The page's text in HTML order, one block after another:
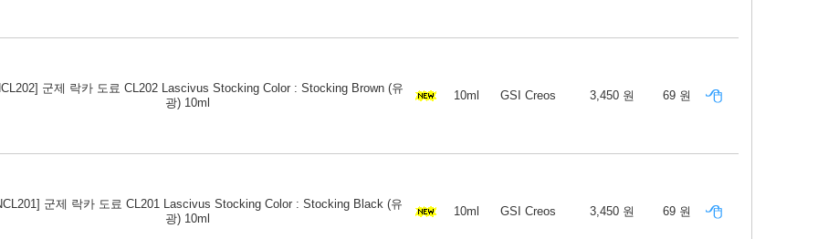
군제 락카 도료 CL202 Lascivus Stocking Color : Stocking Brown (유
광) 10ml
10ml GSI Creos 3,450 원 69 원
군제 락카 도료 CL201 Lascivus Stocking Color : Stocking Black (유
광) 10ml
10ml GSI Creos 3,450 원 69 원